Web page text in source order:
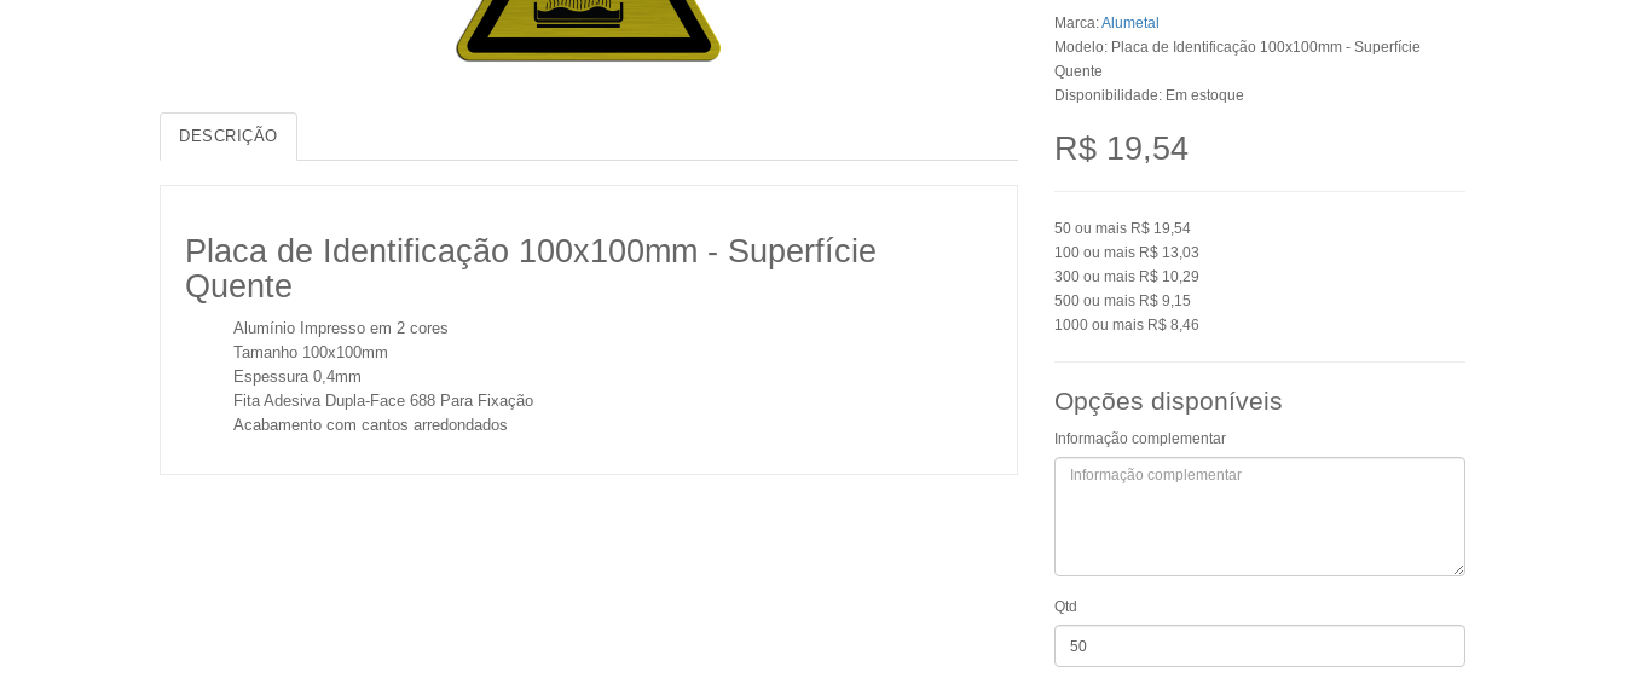
DESCRIÇÃO
Placa de Identificação 100x100mm - Superfície
Quente
Alumínio Impresso em 2 cores
Tamanho 100x100mm
Espessura 0,4mm
Fita Adesiva Dupla-Face 688 Para Fixação
Acabamento com cantos arredondados
Marca:Alumetal
Modelo: Placa de Identificação 100x100mm - Superfície
Quente
Disponibilidade: Em estoque
R$ 19,54
50 ou mais R$ 19,54
100 ou mais R$ 13,03
300 ou mais R$ 10,29
500 ou mais R$ 9,15
1000 ou mais R$ 8,46
Opções disponíveis
Informação complementar
Qtd